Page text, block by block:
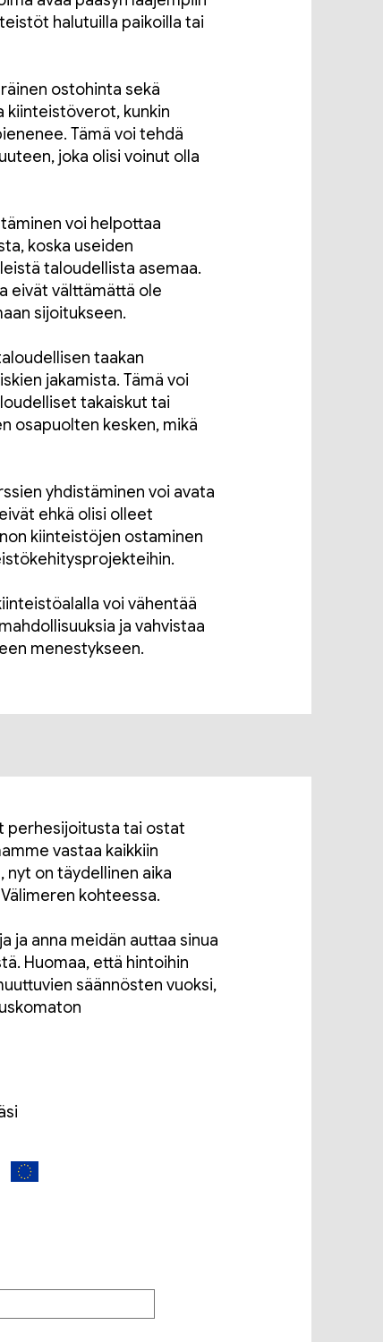
halutuilla paikoilla tai
ostohinta sekä
kiinteistöverot, kunkin
Tämä voi tehdä
joka olisi voinut olla
voi helpottaa
koska useiden
taloudellista asemaa.
eivät välttämättä ole
sijoitukseen.
taakan
jakamista. Tämä voi
takaiskut tai
osapuolten kesken, mikä
yhdistäminen voi avata
ehkä olisi olleet
kiinteistöjen ostaminen
voi vähentää
ja vahvistaa
menestykseen.
perhesijoitusta tai ostat
vastaa kaikkiin
nyt on täydellinen aika
kohteessa.
ja anna meidän auttaa sinua
Huomaa, että hintoihin
säännösten vuoksi,